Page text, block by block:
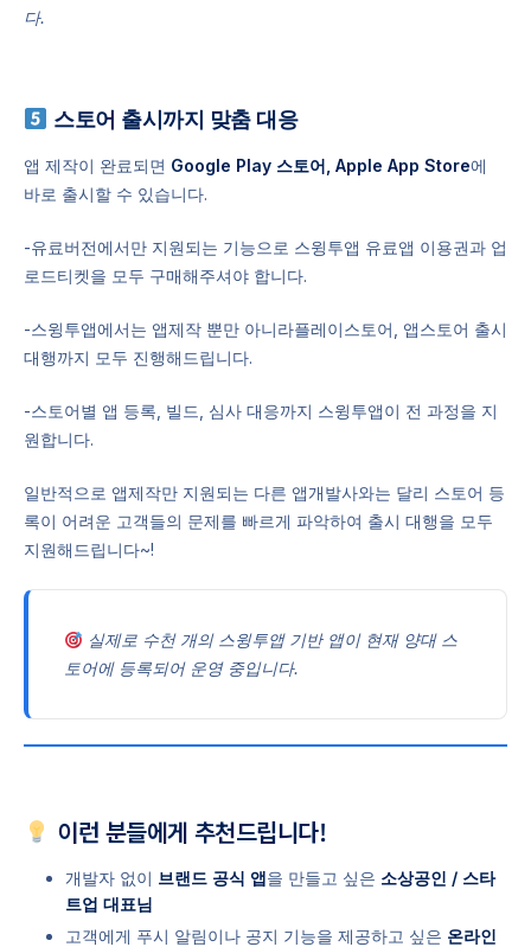
다.
스토어 출시까지 맞춤 대응
앱 제작이 완료되면 Google Play 스토어, Apple App Store에
바로 출시할 수 있습니다.
-유료버전에서만 지원되는 기능으로 스윙투앱 유료앱 이용권과 업
로드티켓을 모두 구매해주셔야 합니다.
-스윙투앱에서는 앱제작 뿐만 아니라플레이스토어, 앱스토어 출시
대행까지 모두 진행해드립니다.
-스토어별 앱 등록, 빌드, 심사 대응까지 스윙투앱이 전 과정을 지
원합니다.
일반적으로 앱제작만 지원되는 다른 앱개발사와는 달리 스토어 등
록이 어려운 고객들의 문제를 빠르게 파악하여 출시 대행을 모두
지원해드립니다~!
실제로 수천 개의 스윙투앱 기반 앱이 현재 양대 스
토어에 등록되어 운영 중입니다.
이런 분들에게 추천드립니다!
개발자 없이 브랜드 공식 앱을 만들고 싶은 소상공인 / 스타
트업 대표님
고객에게 푸시 알림이나 공지 기능을 제공하고 싶은 온라인